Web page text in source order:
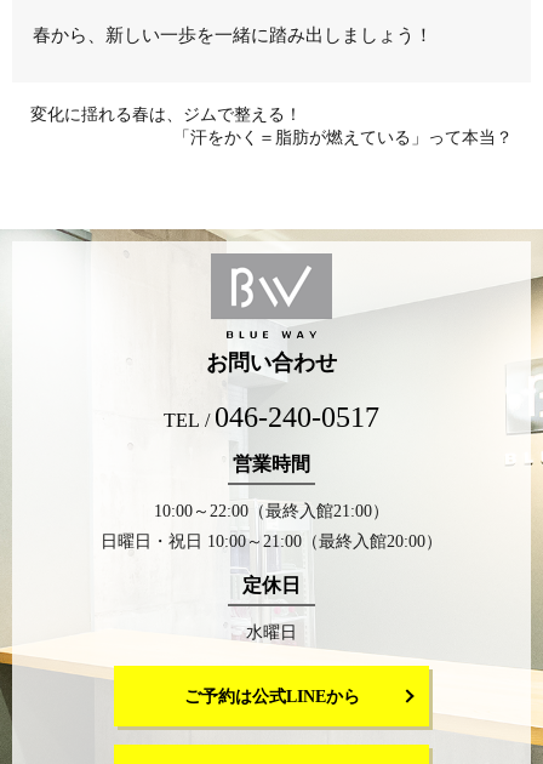
春から、新しい一歩を一緒に踏み出しましょう！
変化に揺れる春は、ジムで整える！
「汗をかく＝脂肪が燃えている」って本当？
お問い合わせ
TEL / 046-240-0517
営業時間
10:00～22:00（最終入館21:00）
日曜日・祝日 10:00～21:00（最終入館20:00）
定休日
水曜日
ご予約は公式LINEから